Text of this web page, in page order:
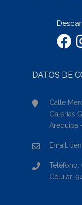
DATOS DE
Calle
Galerías
Arequipa
Email:
Teléfono:
Celular: